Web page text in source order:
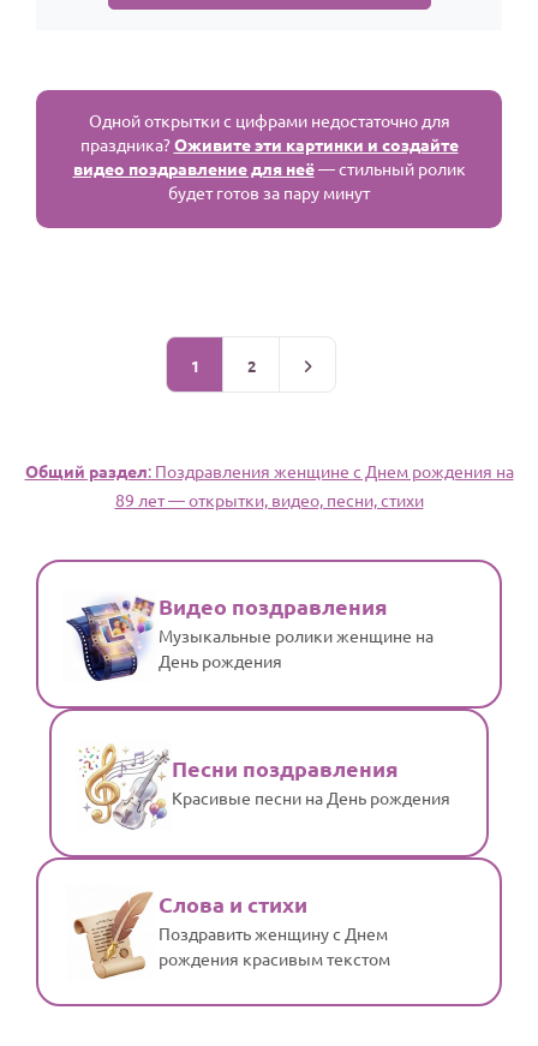
Одной открытки с цифрами недостаточно для
праздника?Оживите эти картинки и создайте
видео поздравление для неё— стильный ролик
будет готов за пару минут
1 2
Общий раздел: Поздравления женщине c Днем рождения на
89 лет — открытки, видео, песни, стихи
Видео поздравления
Музыкальные ролики женщине на
День рождения
Песни поздравления
Красивые песни на День рождения
Слова и стихи
Поздравить женщину с Днем
рождения красивым текстом